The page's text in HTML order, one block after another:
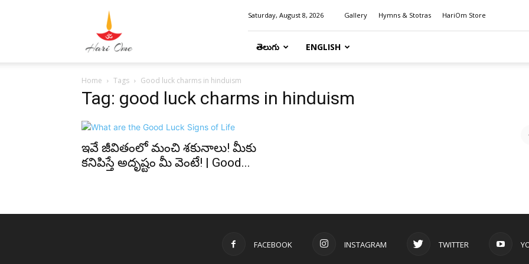
Saturday, August 8, 2026 Gallery Hymns & Stotras HariOm Store
తెలుగు ENGLISH
Home Tags Good luck charms in hinduism
Tag: good luck charms in hinduism
ఇవే జీవితంలో మంచి శకునాలు! మీకు
కనిపిస్తే అదృష్టం మీ వెంటే! | Good...
FACEBOOK INSTAGRAM TWITTER